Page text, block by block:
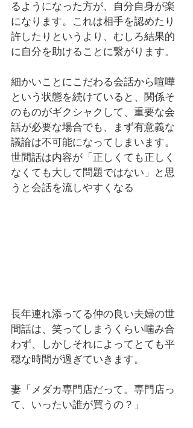
るようになった方が、自分自身が楽
になります。これは相手を認めたり
許したりというより、むしろ結果的
に自分を助けることに繋がります。
細かいことにこだわる会話から喧嘩
という状態を続けていると、関係そ
のものがギクシャクして、重要な会
話が必要な場合でも、まず有意義な
議論は不可能になってしまいます。
世間話は内容が「正しくても正しく
なくても大して問題ではない」と思
うと会話を流しやすくなる
長年連れ添ってる仲の良い夫婦の世
間話は、笑ってしまうくらい噛み合
わず、しかしそれによってとても平
穏な時間が過ぎていきます。
妻「メダカ専門店だって。専門店っ
て、いったい誰が買うの？」